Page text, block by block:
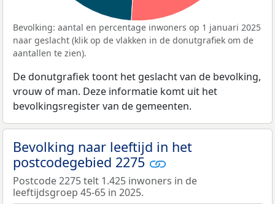
Bevolking: aantal en percentage inwoners op 1 januari 2025
naar geslacht (klik op de vlakken in de donutgrafiek om de
aantallen te zien).
De donutgrafiek toont het geslacht van de bevolking,
vrouw of man. Deze informatie komt uit het
bevolkingsregister van de gemeenten.
Bevolking naar leeftijd in het
postcodegebied 2275
Postcode 2275 telt 1.425 inwoners in de
leeftijdsgroep 45-65 in 2025.